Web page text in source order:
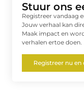
Stuur ons
Registreer vandaag
Jouw verhaal kan
Maak impact en
verhalen ertoe doen.
Registreer nu en